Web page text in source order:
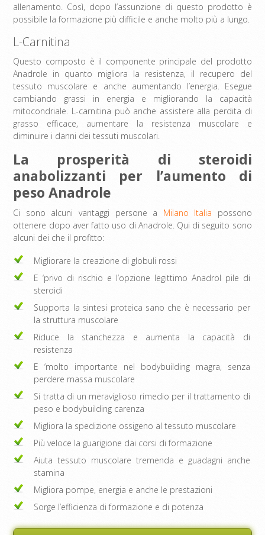
allenamento. Così, dopo l’assunzione di questo prodotto è
possibile la formazione più difficile e anche molto più a lungo.
L-Carnitina
Questo composto è il componente principale del prodotto
Anadrole in quanto migliora la resistenza, il recupero del
tessuto muscolare e anche aumentando l’energia. Esegue
cambiando grassi in energia e migliorando la capacità
mitocondriale. L-carnitina può anche assistere alla perdita di
grasso efficace, aumentare la resistenza muscolare e
diminuire i danni dei tessuti muscolari.
La prosperità di steroidi
anabolizzanti per l’aumento di
peso Anadrole
Ci sono alcuni vantaggi persone a Milano Italia possono
ottenere dopo aver fatto uso di Anadrole. Qui di seguito sono
alcuni dei che il profitto:
Migliorare la creazione di globuli rossi
E ‘privo di rischio e l’opzione legittimo Anadrol pile di
steroidi
Supporta la sintesi proteica sano che è necessario per
la struttura muscolare
Riduce la stanchezza e aumenta la capacità di
resistenza
E ‘molto importante nel bodybuilding magra, senza
perdere massa muscolare
Si tratta di un meraviglioso rimedio per il trattamento di
peso e bodybuilding carenza
Migliora la spedizione ossigeno al tessuto muscolare
Più veloce la guarigione dai corsi di formazione
Aiuta tessuto muscolare tremenda e guadagni anche
stamina
Migliora pompe, energia e anche le prestazioni
Sorge l’efficienza di formazione e di potenza